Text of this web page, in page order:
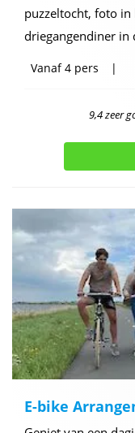
puzzeltocht, foto
driegangendiner in
Vanaf4 pers
9,4 zeer
E-bike